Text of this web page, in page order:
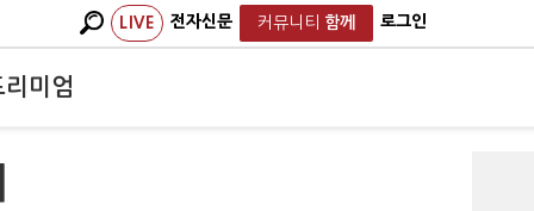
LIVE 전자신문 커뮤니티 함께 로그인
리미엄